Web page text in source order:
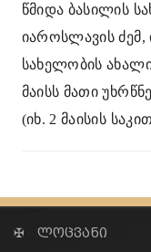
წმიდა ბასილის
იაროსლავის ძემ,
სახელობის
მაისს მათი
(იხ. 2 მაისის
✠ ლოცვანი